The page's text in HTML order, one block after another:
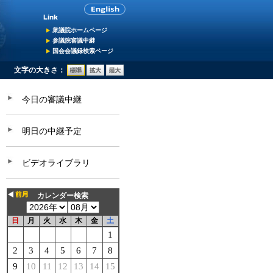
衆議院ホームページ
参議院審議中継
国会会議録検索ページ
文字の大きさ：
今日の審議中継
明日の中継予定
ビデオライブラリ
カレンダー検索
日 月 火 水 木 金 土
1
2
3 4 5 6 7
8
9
10 11 12 13 14
15